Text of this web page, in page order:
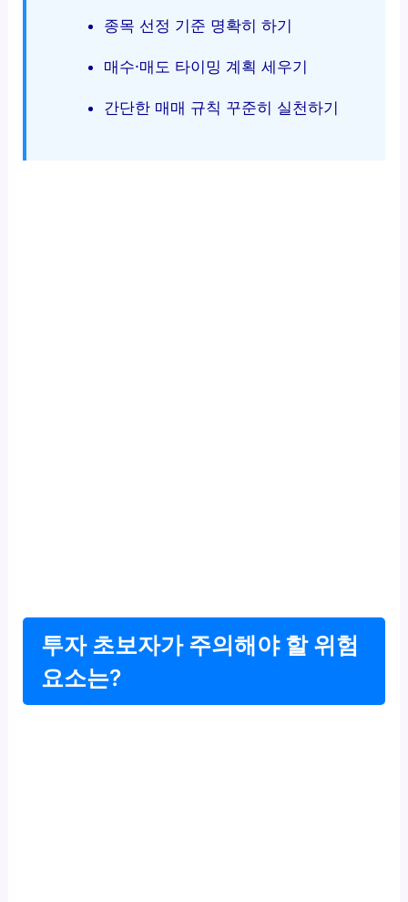
종목 선정 기준 명확히 하기
매수·매도 타이밍 계획 세우기
간단한 매매 규칙 꾸준히 실천하기
투자 초보자가 주의해야 할 위험
요소는?